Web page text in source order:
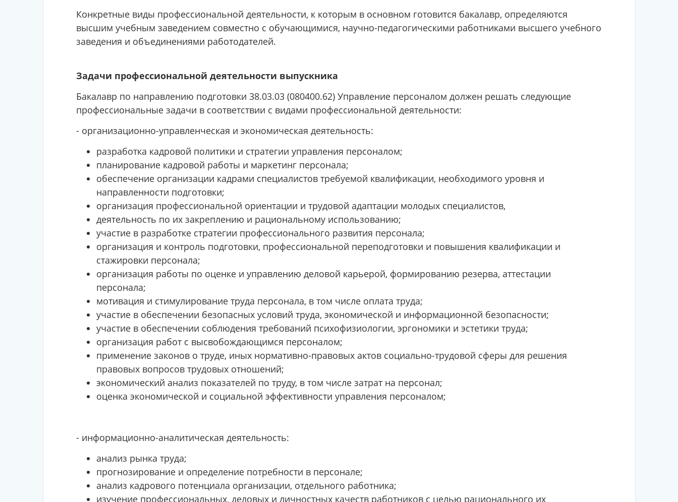
Конкретные виды профессиональной деятельности, к которым в основном готовится бакалавр, определяются
высшим учебным заведением совместно с обучающимися, научно-педагогическими работниками высшего учебного
заведения и объединениями работодателей.
Задачи профессиональной деятельности выпускника
Бакалавр по направлению подготовки 38.03.03 (080400.62) Управление персоналом должен решать следующие
профессиональные задачи в соответствии с видами профессиональной деятельности:
- организационно-управленческая и экономическая деятельность:
разработка кадровой политики и стратегии управления персоналом;
планирование кадровой работы и маркетинг персонала;
обеспечение организации кадрами специалистов требуемой квалификации, необходимого уровня и
направленности подготовки;
организация профессиональной ориентации и трудовой адаптации молодых специалистов,
деятельность по их закреплению и рациональному использованию;
участие в разработке стратегии профессионального развития персонала;
организация и контроль подготовки, профессиональной переподготовки и повышения квалификации и
стажировки персонала;
организация работы по оценке и управлению деловой карьерой, формированию резерва, аттестации
персонала;
мотивация и стимулирование труда персонала, в том числе оплата труда;
участие в обеспечении безопасных условий труда, экономической и информационной безопасности;
участие в обеспечении соблюдения требований психофизиологии, эргономики и эстетики труда;
организация работ с высвобождающимся персоналом;
применение законов о труде, иных нормативно-правовых актов социально-трудовой сферы для решения
правовых вопросов трудовых отношений;
экономический анализ показателей по труду, в том числе затрат на персонал;
оценка экономической и социальной эффективности управления персоналом;
- информационно-аналитическая деятельность:
анализ рынка труда;
прогнозирование и определение потребности в персонале;
анализ кадрового потенциала организации, отдельного работника;
изучение профессиональных, деловых и личностных качеств работников с целью рационального их